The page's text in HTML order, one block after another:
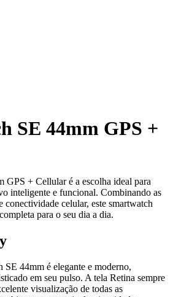
SE 44mm GPS +
GPS + Cellular é a escolha ideal para
inteligente e funcional. Combinando as
conectividade celular, este smartwatch
para o seu dia a dia.
44mm é elegante e moderno,
em seu pulso. A tela Retina sempre
visualização de todas as